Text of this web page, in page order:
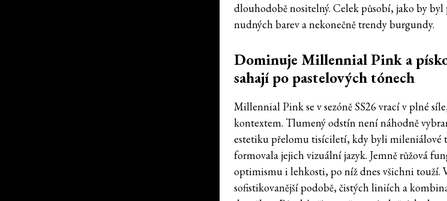
dlouhodobě nositelný. Celek působí, jako by byl
nudných barev a nekonečně trendy burgundy.
Dominuje Millennial Pink a
sahají po pastelových tónech
Millennial Pink se v sezóně SS26 vrací v plné
kontextem. Tlumený odstín není náhodně
estetiku přelomu tisíciletí, kdy byli mileniálové
formovala jejich vizuální jazyk. Jemně růžová
optimismu i lehkosti, po níž dnes všichni touží.
sofistikovanější podobě, čistých liniích a